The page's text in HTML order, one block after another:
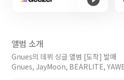
앨범 소개
Gnues의 데뷔 싱글 앨범 [도착] 발매
Gnues, JayMoon, BEARLITE,